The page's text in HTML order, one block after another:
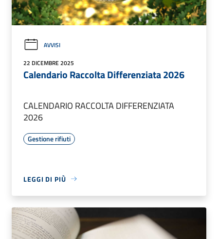
AVVISI
22 DICEMBRE 2025
Calendario Raccolta Differenziata 2026
CALENDARIO RACCOLTA DIFFERENZIATA
2026
Gestione rifiuti
LEGGI DI PIÙ